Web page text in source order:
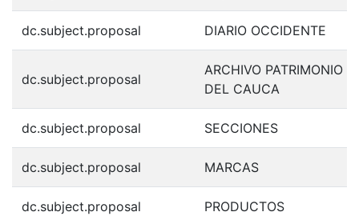
dc.subject.proposal DIARIO OCCIDENTE
dc.subject.proposal
ARCHIVO PATRIMONIO
DEL CAUCA
dc.subject.proposal SECCIONES
dc.subject.proposal MARCAS
dc.subject.proposal PRODUCTOS